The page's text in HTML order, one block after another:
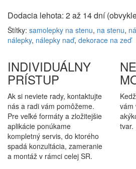
Dodacia lehota: 2 až 14 dní
Štítky: samolepky na stenu, na stenu,
nálepky, nálepky naď, dekorace na zeď
INDIVIDUÁLNY
PRÍSTUP
Ak si neviete rady, kontaktujte
nás a radi vám pomôžeme.
Pre veľké formáty a zložitejšie
aplikácie ponúkame
kompletný servis, do ktorého
spadá konzultácia, zameranie
a montáž v rámci celej SR.
vám
tvar.